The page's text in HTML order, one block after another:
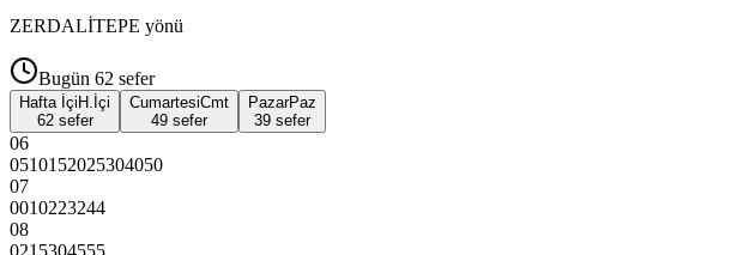
ZERDALİTEPE yönü
Bugün 62 sefer
Hafta İçi H.İçi
62 sefer
CumartesiCmt
49 sefer
PazarPaz
39 sefer
06
0510152025304050
07
0010223244
08